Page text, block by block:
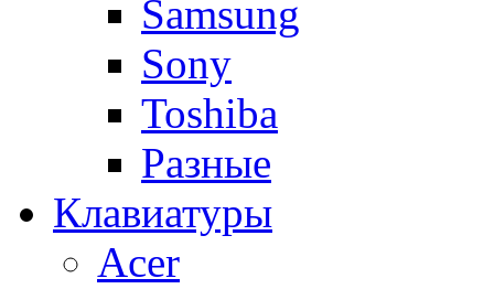
Samsung
Sony
Toshiba
Разные
Клавиатуры
Acer